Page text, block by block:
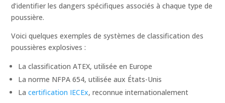
d’identifier les dangers spécifiques associés à chaque type de
poussière.
Voici quelques exemples de systèmes de classification des
poussières explosives :
La classification ATEX, utilisée en Europe
La norme NFPA 654, utilisée aux États-Unis
Lacertification IECEx, reconnue internationalement